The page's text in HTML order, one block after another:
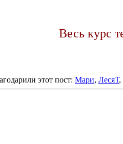
Весь курс
этот пост: Мари, ЛесяТ,